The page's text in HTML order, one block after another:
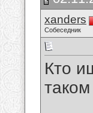
xanders
Собеседник
Кто